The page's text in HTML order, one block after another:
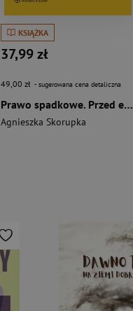
KSIĄŻKA
37,99 zł
49,00 zł - sugerowana cena detaliczna
Prawo spadkowe. Przed egzaminem
Agnieszka Skorupka